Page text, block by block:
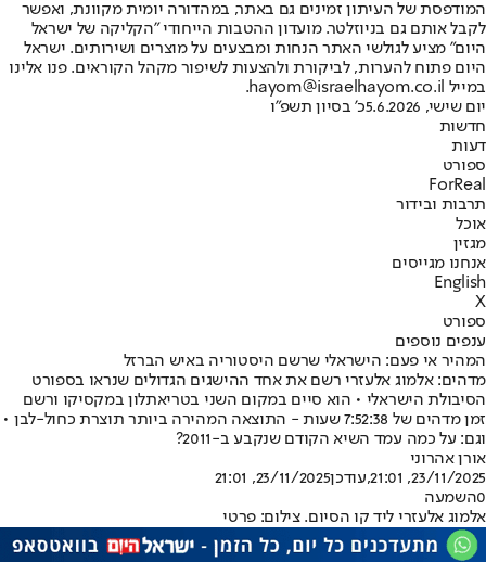
המודפסת של העיתון זמינים גם באתר, במהדורה יומית מקוונת, ואפשר
לקבל אותם גם בניוזלטר. מועדון ההטבות הייחודי "הקליקה של ישראל
היום" מציע לגולשי האתר הנחות ומבצעים על מוצרים ושירותים. ישראל
היום פתוח להערות, לביקורת ולהצעות לשיפור מקהל הקוראים. פנו אלינו
במייל hayom@israelhayom.co.il.
יום שישי, 5.6.2026
כ' בסיון תשפ"ו
חדשות
דעות
ספורט
ForReal
תרבות ובידור
אוכל
מגזין
אנחנו מגייסים
English
X
ספורט
ענפים נוספים
המהיר אי פעם: הישראלי שרשם היסטוריה באיש הברזל
מדהים: אלמוג אלעזרי רשם את אחד ההישגים הגדולים שנראו בספורט
הסיבולת הישראלי • הוא סיים במקום השני בטריאתלון במקסיקו ורשם
זמן מדהים של 7:52:38 שעות - התוצאה המהירה ביותר תוצרת כחול-לבן •
וגם: על כמה עמד השיא הקודם שנקבע ב-2011?
אורן אהרוני
23/11/2025, 21:01
,עודכן23/11/2025, 21:01
0השמעה
אלמוג אלעזרי ליד קו הסיום. צילום: פרטי